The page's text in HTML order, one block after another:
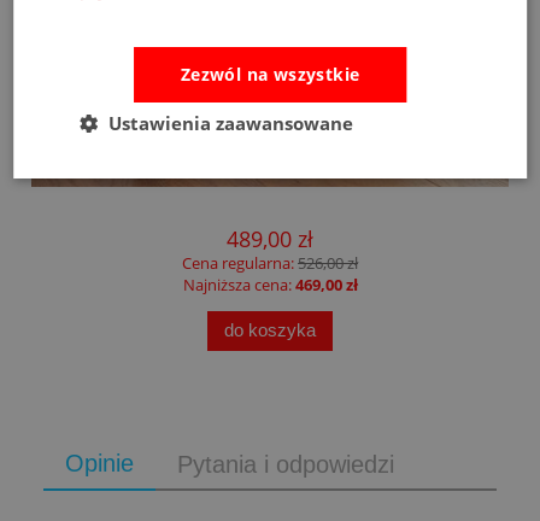
489,00 zł
Cena regularna:526,00 zł
Najniższa cena:469,00 zł
do koszyka
Opinie Pytania i odpowiedzi
Zezwól na wszystkie
Ustawienia zaawansowane